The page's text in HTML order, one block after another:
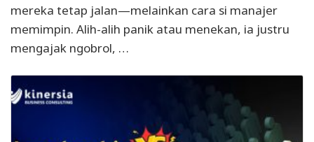
mereka tetap jalan—melainkan cara si manajer
memimpin. Alih-alih panik atau menekan, ia justru
mengajak ngobrol, …